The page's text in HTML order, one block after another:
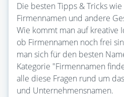
Die besten Tipps & Tricks
Firmennamen und andere
Wie kommt man auf kreative
ob Firmennamen noch frei
man sich für den besten
Kategorie "Firmennamen
alle diese Fragen rund um
und Unternehmensnamen.